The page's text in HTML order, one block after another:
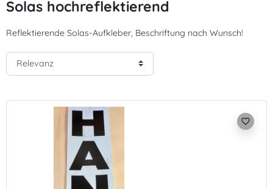
Solas hochreflektierend
Reflektierende Solas-Aufkleber, Beschriftung nach Wunsch!
favorite_border